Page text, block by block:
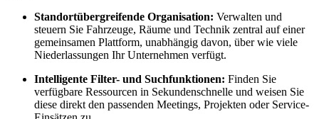
Standortübergreifende Organisation: Verwalten und
steuern Sie Fahrzeuge, Räume und Technik zentral auf einer
gemeinsamen Plattform, unabhängig davon, über wie viele
Niederlassungen Ihr Unternehmen verfügt.
Intelligente Filter- und Suchfunktionen: Finden Sie
verfügbare Ressourcen in Sekundenschnelle und weisen Sie
diese direkt den passenden Meetings, Projekten oder Service-